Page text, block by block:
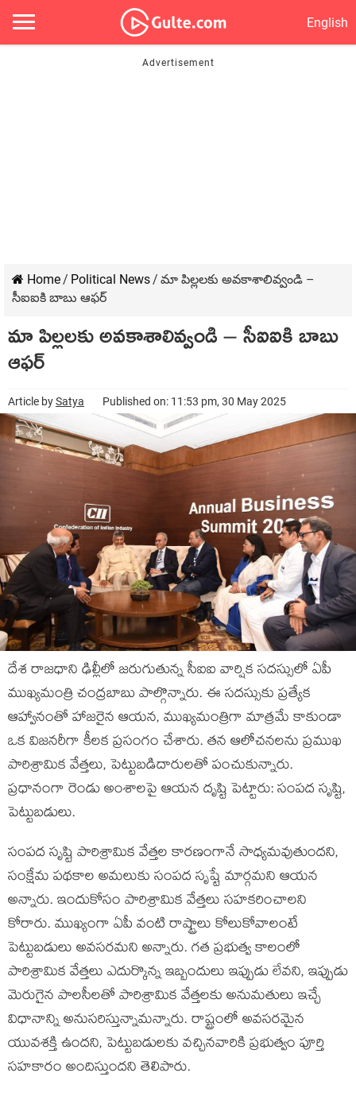
English
Home/ Political News/ మా పిల్లలకు అవకాశాలివ్వండి –
సీఐఐకి బాబు ఆఫర్
మా పిల్లలకు అవకాశాలివ్వండి – సీఐఐకి బాబు
ఆఫర్
Article bySatya Published on: 11:53 pm, 30 May 2025
దేశ రాజధాని ఢిల్లీలో జరుగుతున్న సీఐఐ వార్షిక సదస్సులో ఏపీ
ముఖ్యమంత్రి చంద్రబాబు పాల్గొన్నారు. ఈ సదస్సుకు ప్రత్యేక
ఆహ్వానంతో హాజరైన ఆయన, ముఖ్యమంత్రిగా మాత్రమే కాకుండా
ఒక విజనరీగా కీలక ప్రసంగం చేశారు. తన ఆలోచనలను ప్రముఖ
పారిశ్రామిక వేత్తలు, పెట్టుబడిదారులతో పంచుకున్నారు.
ప్రధానంగా రెండు అంశాలపై ఆయన దృష్టి పెట్టారు: సంపద సృష్టి,
పెట్టుబడులు.
సంపద సృష్టి పారిశ్రామిక వేత్తల కారణంగానే సాధ్యమవుతుందని,
సంక్షేమ పథకాల అమలుకు సంపద సృష్టే మార్గమని ఆయన
అన్నారు. ఇందుకోసం పారిశ్రామిక వేత్తలు సహకరించాలని
కోరారు. ముఖ్యంగా ఏపీ వంటి రాష్ట్రాలు కోలుకోవాలంటే
పెట్టుబడులు అవసరమని అన్నారు. గత ప్రభుత్వ కాలంలో
పారిశ్రామిక వేత్తలు ఎదుర్కొన్న ఇబ్బందులు ఇప్పుడు లేవని, ఇప్పుడు
మెరుగైన పాలసీలతో పారిశ్రామిక వేత్తలకు అనుమతులు ఇచ్చే
విధానాన్ని అనుసరిస్తున్నామన్నారు. రాష్ట్రంలో అవసరమైన
యువశక్తి ఉందని, పెట్టుబడులకు వచ్చినవారికి ప్రభుత్వం పూర్తి
సహకారం అందిస్తుందని తెలిపారు.